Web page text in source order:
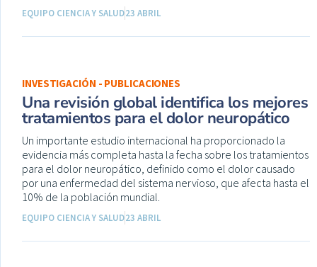
EQUIPO CIENCIA Y SALUD23 ABRIL
INVESTIGACIÓN - PUBLICACIONES
Una revisión global identifica los mejores
tratamientos para el dolor neuropático
Un importante estudio internacional ha proporcionado la
evidencia más completa hasta la fecha sobre los tratamientos
para el dolor neuropático, definido como el dolor causado
por una enfermedad del sistema nervioso, que afecta hasta el
10% de la población mundial.
EQUIPO CIENCIA Y SALUD23 ABRIL